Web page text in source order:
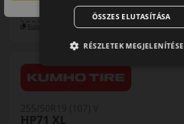
Kuponkód másolása
db
HP71 XL
ÖSSZES ELUTASÍTÁSA
RÉSZLETEK MEGJELENÍTÉSE